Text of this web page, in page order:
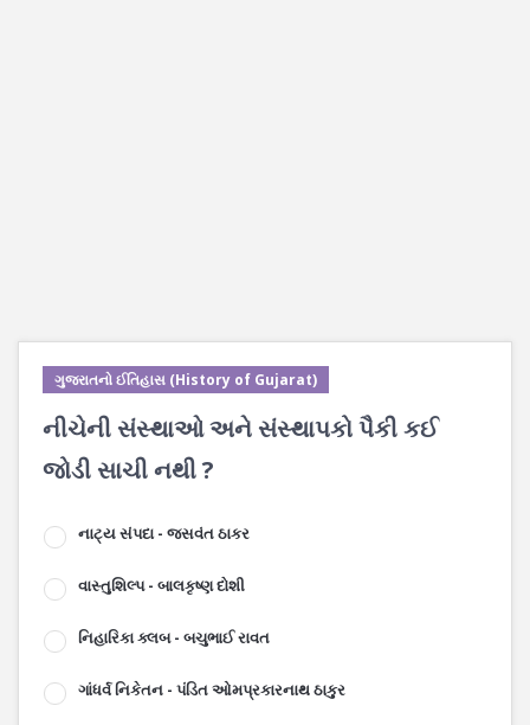
ગુજરાતનો ઈતિહાસ (History of Gujarat)
નીચેની સંસ્થાઓ અને સંસ્થાપકો પૈકી કઈ
જોડી સાચી નથી ?
નાટ્ય સંપદા - જસવંત ઠાકર
વાસ્તુશિલ્પ - બાલકૃષ્ણ દોશી
નિહારિકા ક્લબ - બચુભાઈ રાવત
ગાંધર્વ નિકેતન - પંડિત ઓમપ્રકારનાથ ઠાકુર